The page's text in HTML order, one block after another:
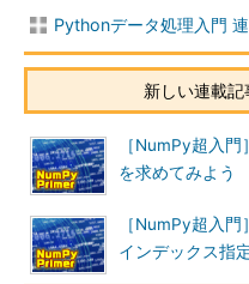
Pythonデータ処理入門
新しい連載
［NumPy超入
を求めてみよう
［NumPy超入
インデックス指